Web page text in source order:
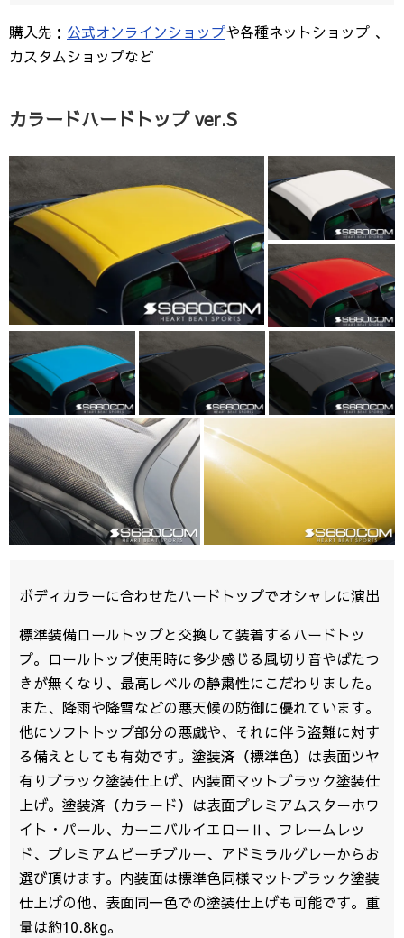
購入先： 公式オンラインショップや各種ネットショップ 、
カスタムショップなど
カラードハードトップ ver.S
ボディカラーに合わせたハードトップでオシャレに演出
標準装備ロールトップと交換して装着するハードトッ
プ。ロールトップ使用時に多少感じる風切り音やばたつ
きが無くなり、最高レベルの静粛性にこだわりました。
また、降雨や降雪などの悪天候の防御に優れています。
他にソフトトップ部分の悪戯や、それに伴う盗難に対す
る備えとしても有効です。塗装済（標準色）は表面ツヤ
有りブラック塗装仕上げ、内装面マットブラック塗装仕
上げ。塗装済（カラード）は表面プレミアムスターホワ
イト・パール、カーニバルイエローⅡ、フレームレッ
ド、プレミアムビーチブルー、アドミラルグレーからお
選び頂けます。内装面は標準色同様マットブラック塗装
仕上げの他、表面同一色での塗装仕上げも可能です。重
量は約10.8kg。